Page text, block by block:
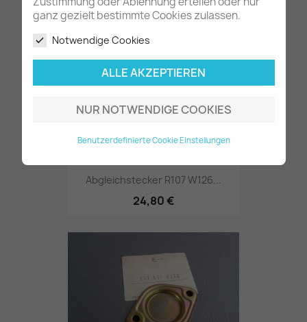
ganz gezielt bestimmte Cookies zulassen.
Notwendige Cookies
ALLE AKZEPTIEREN
NUR NOTWENDIGE COOKIES
Benutzerdefinierte Cookie Einstellungen
Abgleichstecker R107 W126...
24,80 €